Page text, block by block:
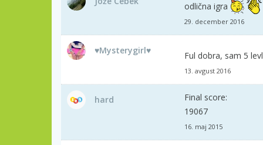
odlična igra
29. december 2016
♥Mysterygirl♥ Ful dobra, sam 5
13. avgust 2016
hard
Final score:
19067
16. maj 2015